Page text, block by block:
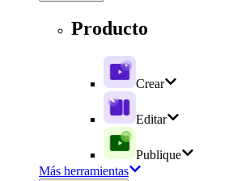
Producto
Crear
Editar
Publique
Más herramientas